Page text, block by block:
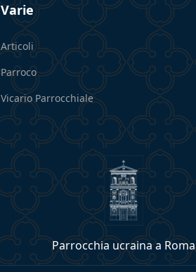
Varie
Articoli
Parroco
Vicario Parrocchiale
Parrocchia ucraina a Roma